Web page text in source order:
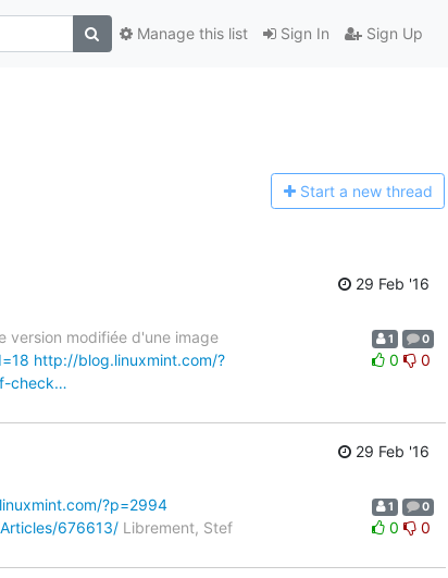
Sign In Sign Up
Manage this list
Start a new thread
29 Feb '16
version modifiée d'une image
http://blog.linuxmint.com/?
check…
1 0
0 0
29 Feb '16
?p=2994
676613/ Librement, Stef
1 0
0 0